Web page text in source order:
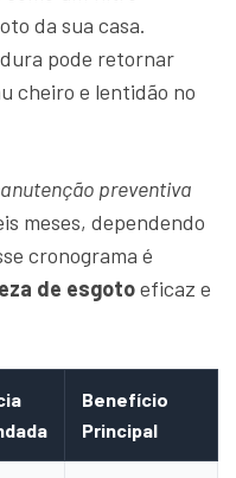
da sua casa.
pode retornar
cheiro e lentidão no
preventiva
meses, dependendo
cronograma é
de esgotoeficaz e
Benefício
Principal